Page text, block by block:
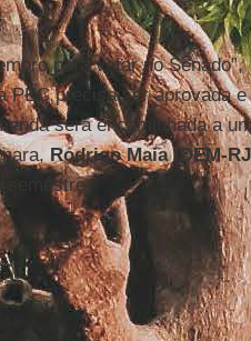
para votar no Senado”,
PEC precisa ser aprovada e
será encaminhada a
Rodrigo Maia (DEM-
semestre.